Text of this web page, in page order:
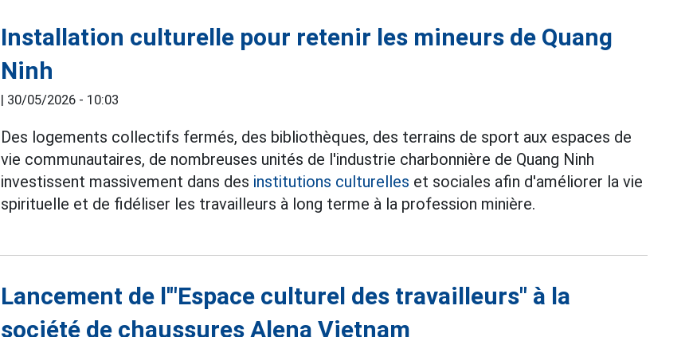
Installation culturelle pour retenir les mineurs de Quang
Ninh
| 30/05/2026 - 10:03
Des logements collectifs fermés, des bibliothèques, des terrains de sport aux espaces de
vie communautaires, de nombreuses unités de l'industrie charbonnière de Quang Ninh
investissent massivement dans des institutions culturelles et sociales afin d'améliorer la vie
spirituelle et de fidéliser les travailleurs à long terme à la profession minière.
Lancement de l'"Espace culturel des travailleurs" à la
société de chaussures Alena Vietnam